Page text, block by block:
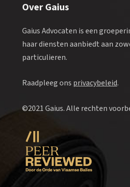
Over Gaius
Gaius Advocaten is een
haar diensten aanbiedt aan
particulieren.
Raadpleeg ons privacybeleid.
©2021 Gaius. Alle rechten